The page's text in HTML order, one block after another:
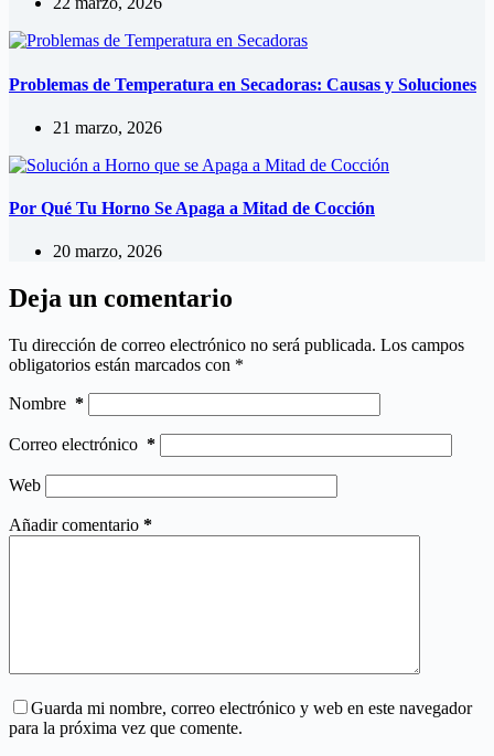
Problemas de Temperatura en Secadoras: Causas y Soluciones
21 marzo, 2026
Por Qué Tu Horno Se Apaga a Mitad de Cocción
20 marzo, 2026
Deja un comentario
Tu dirección de correo electrónico no será publicada. Los campos
obligatorios están marcados con *
Nombre *
Correo electrónico *
Web
Añadir comentario *
Guarda mi nombre, correo electrónico y web en este navegador
para la próxima vez que comente.